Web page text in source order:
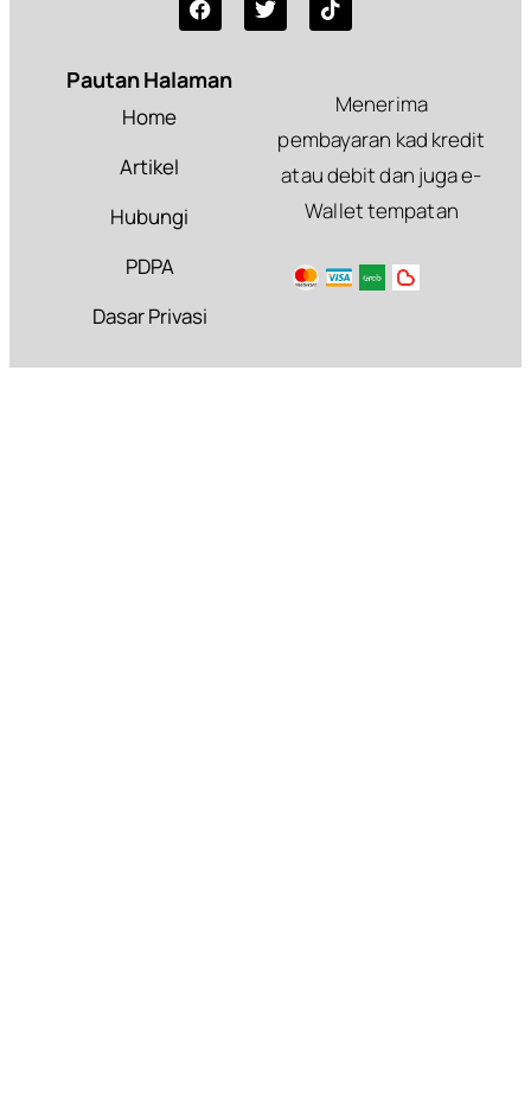
Pautan Halaman
Home
Artikel
Hubungi
PDPA
Dasar Privasi
Menerima
pembayaran kad kredit
atau debit dan juga e-
Wallet tempatan